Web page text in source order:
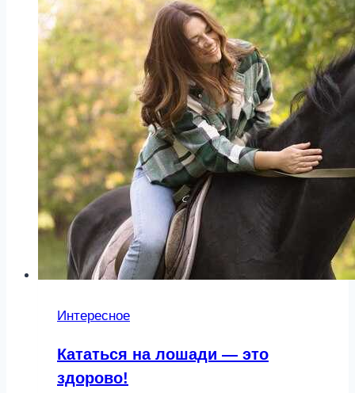
Интересное
Кататься на лошади — это
здорово!